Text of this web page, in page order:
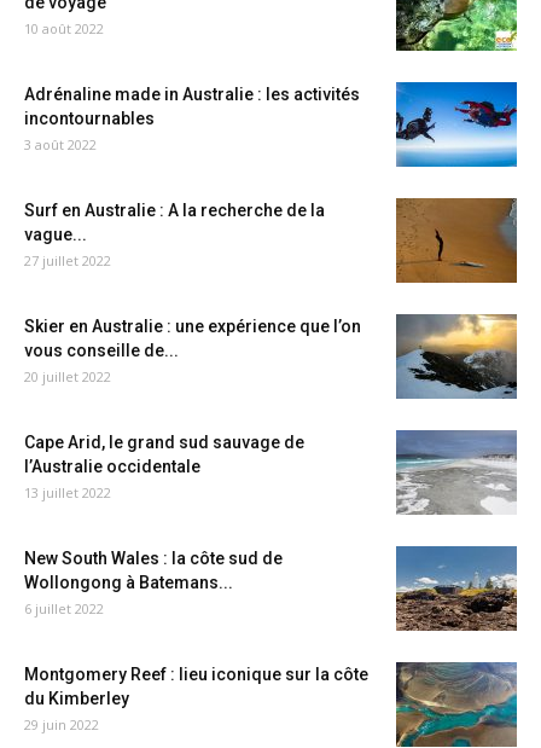
10 août 2022
Adrénaline made in Australie : les activités
incontournables
3 août 2022
Surf en Australie : A la recherche de la
vague...
27 juillet 2022
Skier en Australie : une expérience que l’on
vous conseille de...
20 juillet 2022
Cape Arid, le grand sud sauvage de
l’Australie occidentale
13 juillet 2022
New South Wales : la côte sud de
Wollongong à Batemans...
6 juillet 2022
Montgomery Reef : lieu iconique sur la côte
du Kimberley
29 juin 2022